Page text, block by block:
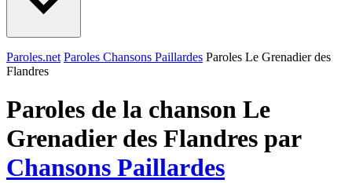
Paroles.net Paroles Chansons Paillardes Paroles Le Grenadier des
Flandres
Paroles de la chanson Le
Grenadier des Flandres par
Chansons Paillardes